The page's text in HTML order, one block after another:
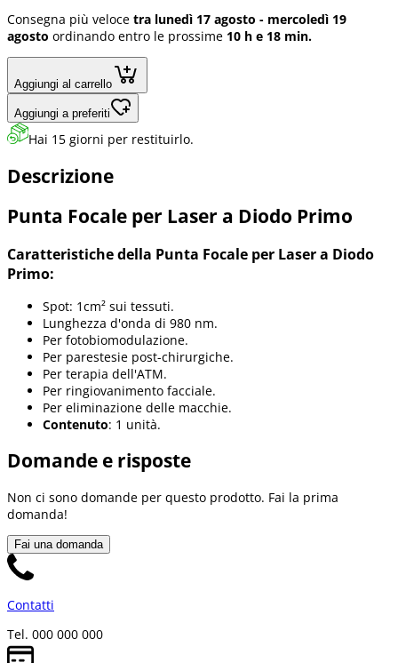
Consegna più veloce tra lunedì 17 agosto - mercoledì 19
agosto ordinando entro le prossime 10 h e 18 min.
Aggiungi al carrello
Aggiungi a preferiti
Hai 15 giorni per restituirlo.
Descrizione
Punta Focale per Laser a Diodo Primo
Caratteristiche della Punta Focale per Laser a Diodo
Primo:
Spot: 1cm² sui tessuti.
Lunghezza d'onda di 980 nm.
Per fotobiomodulazione.
Per parestesie post-chirurgiche.
Per terapia dell'ATM.
Per ringiovanimento facciale.
Per eliminazione delle macchie.
Contenuto: 1 unità.
Domande e risposte
Non ci sono domande per questo prodotto. Fai la prima
domanda!
Fai una domanda
Contatti
Tel. 000 000 000